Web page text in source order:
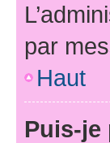
par
Haut
Puis-je